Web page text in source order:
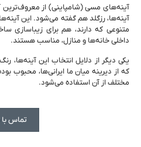
آینه‌های مسی (شامپاینی) از معروف‌ترین
آینه‌ها، رزگلد هم گفته می‌شود. این
متنوعی که دارند، هم برای زیباسازی
داخلی خانه‌ها و منازل، مناسب هستند.
یکی دیگر از دلایل انتخاب این
که از دیرینه میان ما ایرانی‌ها، محبوب
مختلف از آن استفاده می‌شود.
تماس با